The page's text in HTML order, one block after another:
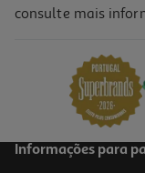
Fita Correctora
consulte mais
Informações para